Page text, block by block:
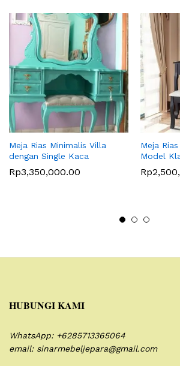
Meja Rias Minimalis Villa
dengan Single Kaca
Rp3,350,000.00
Meja
Model
Rp
HUBUNGI KAMI
WhatsApp: +6285713365064
email: sinarmebeljepara@gmail.com